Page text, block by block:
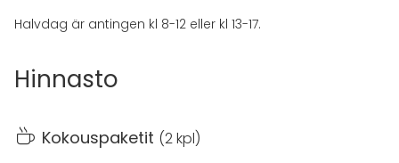
Halvdag är antingen kl 8-12 eller kl 13-17.
Hinnasto
Kokouspaketit (2 kpl)